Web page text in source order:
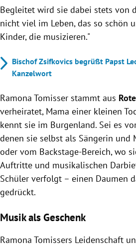
Begleitet wird sie dabei stets von
nicht viel im Leben, das so schön
Kinder, die musizieren."
Bischof Zsifkovics begrüßt Papst
Kanzelwort
Ramona Tomisser stammt aus
verheiratet, Mama einer kleinen
kennt sie im Burgenland. Sei es
denen sie selbst als Sängerin und
oder vom Backstage-Bereich, wo
Auftritte und musikalischen
Schüler verfolgt – einen Daumen
gedrückt.
Musik als Geschenk
Ramona Tomissers Leidenschaft